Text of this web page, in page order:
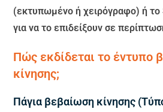
(εκτυπωμένο ή χειρόγραφο) ή το
για να το επιδείξουν σε
Πώς εκδίδεται το έντυπο
κίνησης;
Πάγια βεβαίωση κίνησης